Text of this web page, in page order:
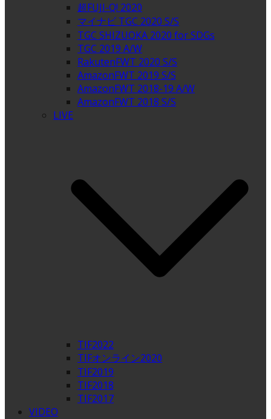
超FUJI-Q! 2020
マイナビ TGC 2020 S/S
TGC SHIZUOKA 2020 for SDGs
TGC 2019 A/W
RakutenFWT 2020 S/S
AmazonFWT 2019 S/S
AmazonFWT 2018-19 A/W
AmazonFWT 2018 S/S
LIVE
TIF2022
TIFオンライン2020
TIF2019
TIF2018
TIF2017
VIDEO